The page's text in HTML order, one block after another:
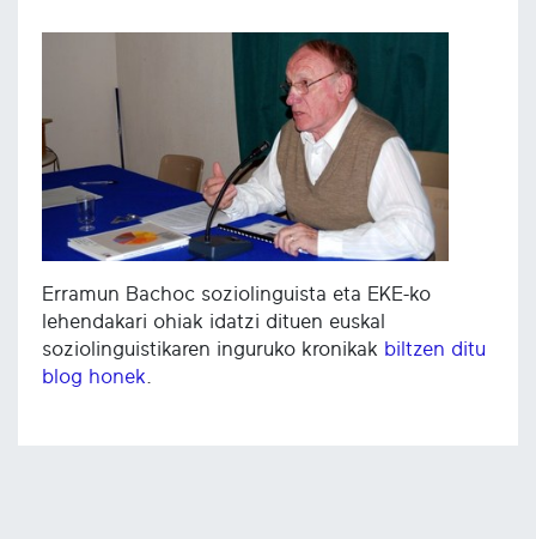
Erramun Bachoc soziolinguista eta EKE-ko
lehendakari ohiak idatzi dituen euskal
soziolinguistikaren inguruko kronikak biltzen ditu
blog honek